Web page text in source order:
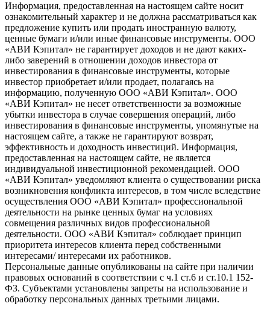
Информация, предоставленная на настоящем сайте носит
ознакомительный характер и не должна рассматриваться как
предложение купить или продать иностранную валюту,
ценные бумаги и/или иные финансовые инструменты. ООО
«АВИ Кэпитал» не гарантирует доходов и не дают каких-
либо заверений в отношении доходов инвестора от
инвестирования в финансовые инструменты, которые
инвестор приобретает и/или продает, полагаясь на
информацию, полученную ООО «АВИ Кэпитал». ООО
«АВИ Кэпитал» не несет ответственности за возможные
убытки инвестора в случае совершения операций, либо
инвестирования в финансовые инструменты, упомянутые на
настоящем сайте, а также не гарантируют возврат,
эффективность и доходность инвестиций. Информация,
предоставленная на настоящем сайте, не является
индивидуальной инвестиционной рекомендацией. ООО
«АВИ Кэпитал» уведомляют клиента о существовании риска
возникновения конфликта интересов, в том числе вследствие
осуществления ООО «АВИ Кэпитал» профессиональной
деятельности на рынке ценных бумаг на условиях
совмещения различных видов профессиональной
деятельности. ООО «АВИ Кэпитал» соблюдает принцип
приоритета интересов клиента перед собственными
интересами/ интересами их работников.
Персональные данные опубликованы на сайте при наличии
правовых оснований в соответствии с ч.1 ст.6 и ст.10.1 152-
ФЗ. Субъектами установлены запреты на использование и
обработку персональных данных третьими лицами.